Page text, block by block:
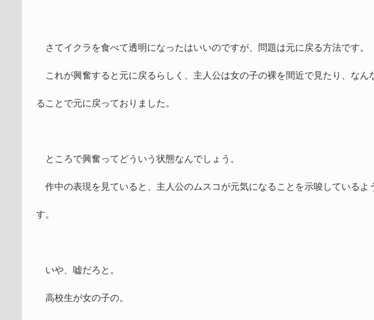
さてイクラを食べて透明になったはいいのですが、問題は元に戻る方法です。
これが興奮すると元に戻るらしく、主人公は女の子の裸を間近で見たり、なん
ることで元に戻っておりました。
ところで興奮ってどういう状態なんでしょう。
作中の表現を見ていると、主人公のムスコが元気になることを示唆しているよ
す。
いや、嘘だろと。
高校生が女の子の。